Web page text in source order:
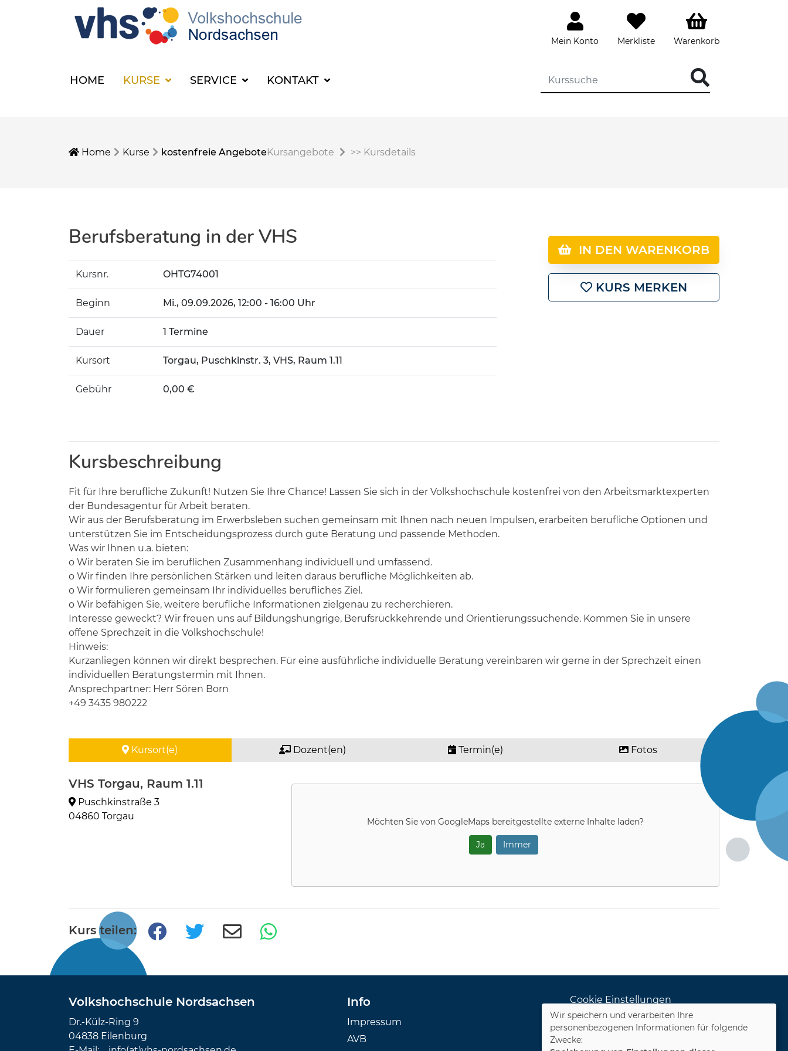
Mein Konto Merkliste Warenkorb
HOME KURSE SERVICE KONTAKT
Home Kurse kostenfreie AngeboteKursangebote >> Kursdetails
Berufsberatung in der VHS
Kursnr. OHTG74001
Beginn Mi., 09.09.2026, 12:00 - 16:00 Uhr
Dauer 1 Termine
Kursort Torgau, Puschkinstr. 3, VHS, Raum 1.11
Gebühr 0,00 €
IN DEN WARENKORB
KURS MERKEN
Kursbeschreibung
Fit für Ihre berufliche Zukunft! Nutzen Sie Ihre Chance! Lassen Sie sich in der Volkshochschule kostenfrei von den Arbeitsmarktexperten
der Bundesagentur für Arbeit beraten.
Wir aus der Berufsberatung im Erwerbsleben suchen gemeinsam mit Ihnen nach neuen Impulsen, erarbeiten berufliche Optionen und
unterstützen Sie im Entscheidungsprozess durch gute Beratung und passende Methoden.
Was wir Ihnen u.a. bieten:
o Wir beraten Sie im beruflichen Zusammenhang individuell und umfassend.
o Wir finden Ihre persönlichen Stärken und leiten daraus berufliche Möglichkeiten ab.
o Wir formulieren gemeinsam Ihr individuelles berufliches Ziel.
o Wir befähigen Sie, weitere berufliche Informationen zielgenau zu recherchieren.
Interesse geweckt? Wir freuen uns auf Bildungshungrige, Berufsrückkehrende und Orientierungssuchende. Kommen Sie in unsere
offene Sprechzeit in die Volkshochschule!
Hinweis:
Kurzanliegen können wir direkt besprechen. Für eine ausführliche individuelle Beratung vereinbaren wir gerne in der Sprechzeit einen
individuellen Beratungstermin mit Ihnen.
Ansprechpartner: Herr Sören Born
+49 3435 980222
Kursort(e) Dozent(en) Termin(e) Fotos
VHS Torgau, Raum 1.11
Puschkinstraße 3
04860 Torgau
Möchten Sie von GoogleMaps bereitgestellte externe Inhalte laden?
Ja Immer
Kurs teilen:
Volkshochschule Nordsachsen
Dr.-Külz-Ring 9
04838 Eilenburg
Info
Impressum
AVB
Cookie Einstellungen
Dozenten-Login
Wir speichern und verarbeiten Ihre
personenbezogenen Informationen für folgende
Zwecke: